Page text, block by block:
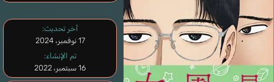
آخر تحديث:
17 نوفمبر، 2024
تم الإنشاء:
16 سبتمبر، 2022